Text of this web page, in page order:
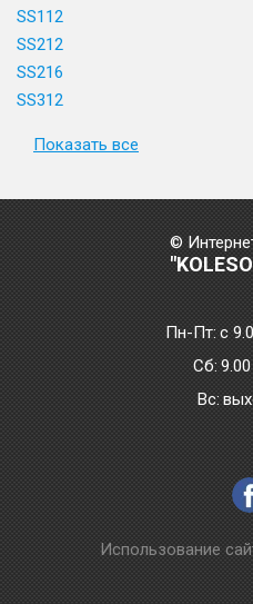
SS112
SS212
SS216
SS312
Показать все
©
Пн-Пт:с
Сб:
Bc:
Использование